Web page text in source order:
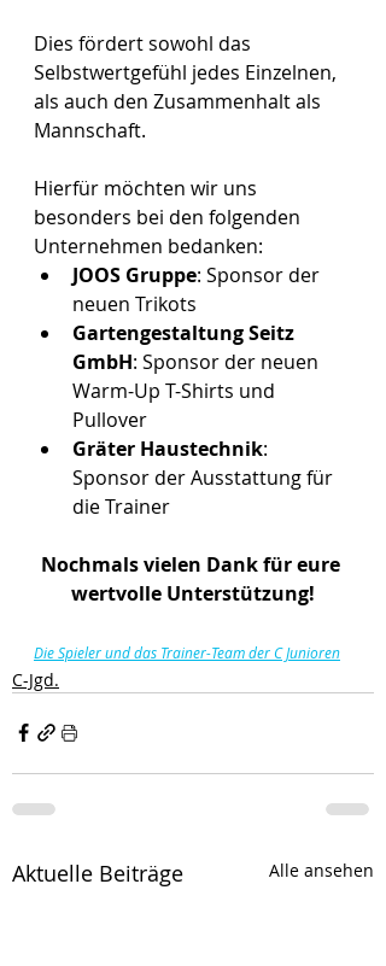
Dies fördert sowohl das
Selbstwertgefühl jedes Einzelnen,
als auch den Zusammenhalt als
Mannschaft.
Hierfür möchten wir uns
besonders bei den folgenden
Unternehmen bedanken:
JOOS Gruppe: Sponsor der
neuen Trikots
Gartengestaltung Seitz
GmbH: Sponsor der neuen
Warm-Up T-Shirts und
Pullover
Gräter Haustechnik:
Sponsor der Ausstattung für
die Trainer
Nochmals vielen Dank für eure
wertvolle Unterstützung!
Die Spieler und das Trainer-Team der C Junioren
C-Jgd.
Aktuelle Beiträge Alle ansehen